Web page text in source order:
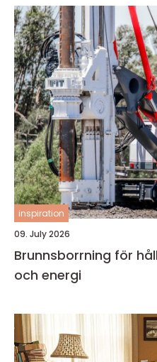
inspiration
09. July 2026
Brunnsborrning för
och energi